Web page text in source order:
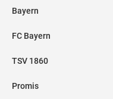
Bayern
FC Bayern
TSV 1860
Promis